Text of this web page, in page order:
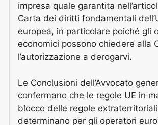
impresa quale garantita
Carta dei diritti fondamentali
europea, in particolare poiché gli
economici possono chiedere alla
l’autorizzazione a derogarvi.
Le Conclusioni dell’Avvocato
confermano che le regole UE in
blocco delle regole
determinano per gli operatori